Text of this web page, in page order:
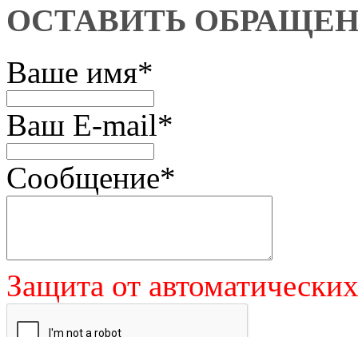
ОСТАВИТЬ
Ваше имя*
Ваш E-mail*
Сообщение*
Защита от